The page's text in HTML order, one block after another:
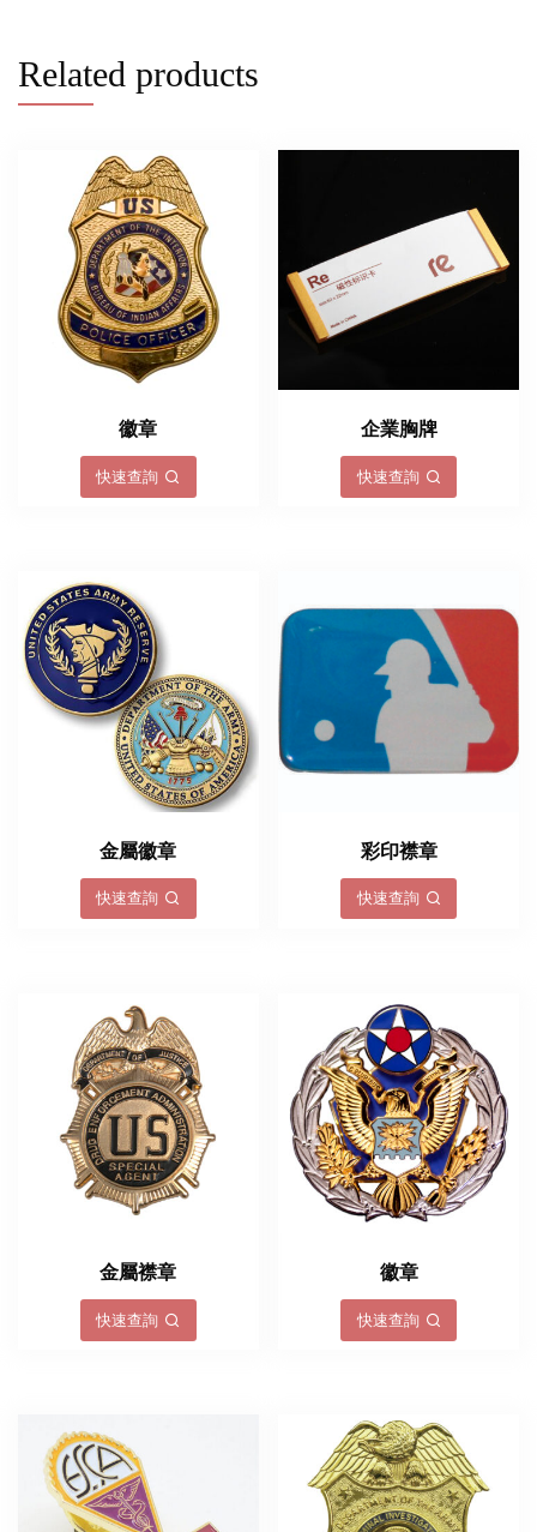
Related products
徽章
快速查詢
企業胸牌
快速查詢
金屬徽章
快速查詢
彩印襟章
快速查詢
金屬襟章
快速查詢
徽章
快速查詢